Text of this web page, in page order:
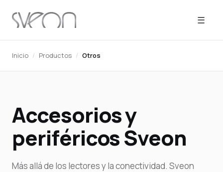
☰
Inicio / Productos / Otros
Accesorios y
periféricos Sveon
Más allá de los lectores y la conectividad. Sveon